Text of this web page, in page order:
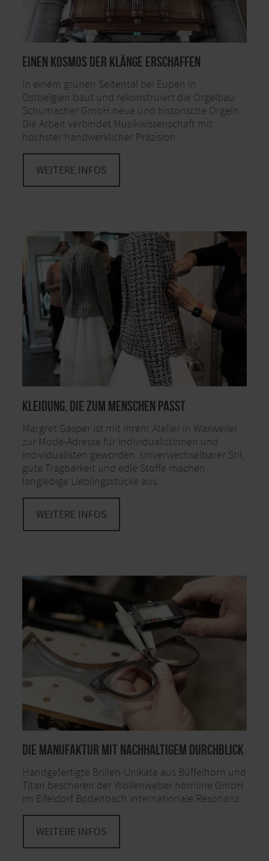
Einen Kosmos der Klänge erschaffen
In einem grünen Seitental bei Eupen in
Ostbelgien baut und rekonstruiert die Orgelbau
Schumacher GmbH neue und historische Orgeln.
Die Arbeit verbindet Musikwissenschaft mit
höchster handwerklicher Präzision.
WEITERE INFOS
Kleidung, die zum Menschen passt
Margret Gasper ist mit ihrem Atelier in Waxweiler
zur Mode-Adresse für Individualistinnen und
Individualisten geworden. Unverwechselbarer Stil,
gute Tragbarkeit und edle Stoffe machen
langlebige Lieblingsstücke aus.
WEITERE INFOS
Die Manufaktur mit nachhaltigem Durchblick
Handgefertigte Brillen-Unikate aus Büffelhorn und
Titan bescheren der Wollenweber hornline GmbH
im Eifeldorf Bodenbach internationale Resonanz.
WEITERE INFOS